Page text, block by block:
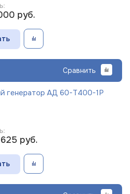
руб.
Сравнить
генератор АД 60-Т400-1Р
625 руб.